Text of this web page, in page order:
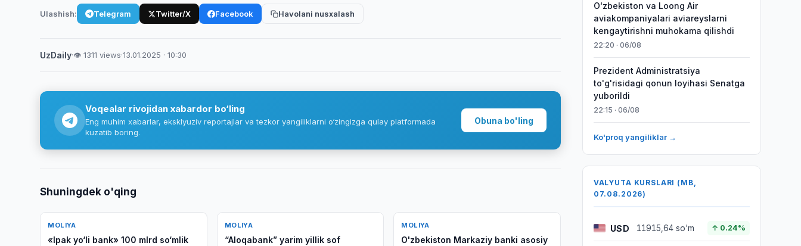
Ulashish: Telegram Twitter/X Facebook Havolani nusxalash
UzDaily·👁 1311 views·13.01.2025 · 10:30
Voqealar rivojidan xabardor bo‘ling
Eng muhim xabarlar, eksklyuziv reportajlar va tezkor yangiliklarni o‘zingizga qulay platformada
kuzatib boring.
Obuna bo'ling
Shuningdek o'qing
MOLIYA
«Ipak yo‘li bank» 100 mlrd so‘mlik
MOLIYA
“Aloqabank” yarim yillik sof
MOLIYA
O'zbekiston Markaziy banki asosiy
Oʻzbekiston va Loong Air
aviakompaniyalari aviareyslarni
kengaytirishni muhokama qilishdi
22:20 · 06/08
Prezident Administratsiya
to'g'risidagi qonun loyihasi Senatga
yuborildi
22:15 · 06/08
Ko'proq yangiliklar →
VALYUTA KURSLARI (MB,
07.08.2026)
USD 11915,64 so'm ↑ 0.24%